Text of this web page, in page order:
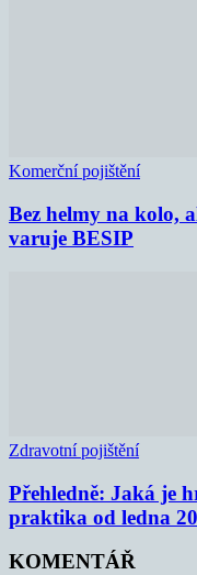
Komerční pojištění
Bez helmy na kolo,
varuje BESIP
Zdravotní pojištění
Přehledně: Jaká je
praktika od ledna
KOMENTÁŘ